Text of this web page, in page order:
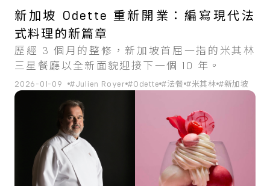
新加坡 Odette 重新開業：編寫現代法
式料理的新篇章
歷經 3 個月的整修，新加坡首屈一指的米其林
三星餐廳以全新面貌迎接下一個 10 年。
2026-01-09 #Julien Royer #Odette #法餐 #米其林 #新加坡